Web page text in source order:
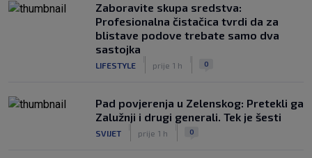
Rijeka u Finsku nosi minimalnu
prednost, bivši vratar Dinama spriječio
veću razliku
SK prije 3 h
Zaboravite skupa sredstva:
Profesionalna čistačica tvrdi da za
blistave podove trebate samo dva
sastojka
LIFESTYLE prije 1 h 0
Pad povjerenja u Zelenskog: Pretekli ga
Zalužnji i drugi generali. Tek je šesti
SVIJET prije 1 h 0